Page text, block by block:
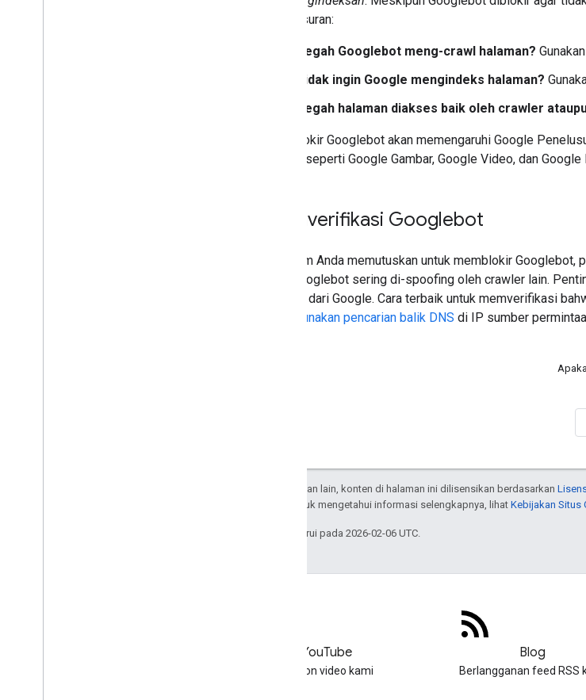
penelusuran:
Cegah Googlebot meng-crawl halaman? Gunakan
Tidak ingin Google mengindeks halaman?
Cegah halaman diakses baik oleh crawler
Memblokir Googlebot akan memengaruhi Google
lainnya seperti Google Gambar, Google Video, dan Google
Memverifikasi Googlebot
Sebelum Anda memutuskan untuk memblokir Googlebot,
oleh Googlebot sering di-spoofing oleh crawler lain.
berasal dari Google. Cara terbaik untuk memverifikasi
menggunakan pencarian balik DNS di IP sumber
Kecuali dinyatakan lain, konten di halaman ini dilisensikan berdasarkan
. Untuk mengetahui informasi selengkapnya, lihat Kebijakan Situs
Terakhir diperbarui pada 2026-02-06 UTC.
YouTube
Tonton video kami
Blog
Berlangganan feed RSS